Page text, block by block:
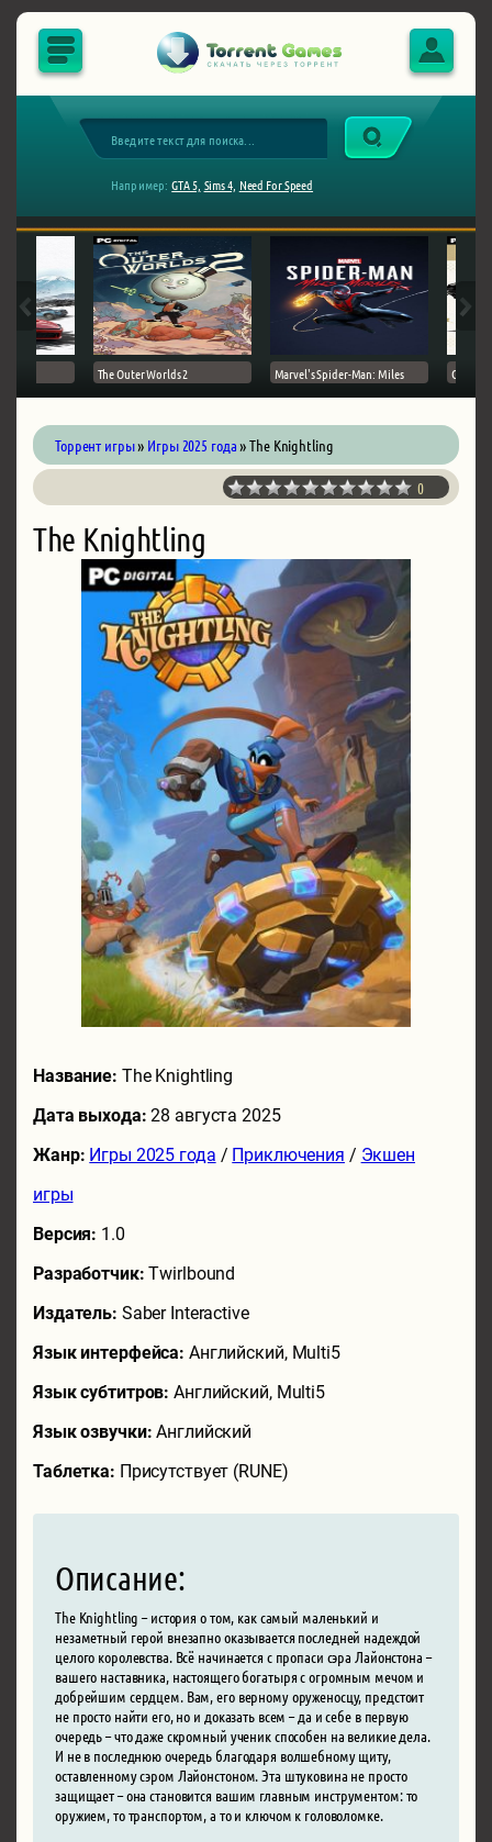
Например: GTA 5, Sims 4, Need For Speed
The Outer Worlds 2 Marvel's Spider-Man: Miles Ghost
Торрент игры» Игры 2025 года» The Knightling
0
The Knightling
Название: The Knightling
Дата выхода:28 августа 2025
Жанр: Игры 2025 года / Приключения / Экшен
игры
Версия: 1.0
Разработчик:Twirlbound
Издатель: Saber Interactive
Язык интерфейса: Английский, Multi5
Язык субтитров:Английский, Multi5
Язык озвучки:Английский
Таблетка: Присутствует (RUNE)
Описание:
The Knightling – история о том, как самый маленький и
незаметный герой внезапно оказывается последней надеждой
целого королевства. Всё начинается с пропаси сэра Лайонстона –
вашего наставника, настоящего богатыря с огромным мечом и
добрейшим сердцем. Вам, его верному оруженосцу, предстоит
не просто найти его, но и доказать всем – да и себе в первую
очередь – что даже скромный ученик способен на великие дела.
И не в последнюю очередь благодаря волшебному щиту,
оставленному сэром Лайонстоном. Эта штуковина не просто
защищает – она становится вашим главным инструментом: то
оружием, то транспортом, а то и ключом к головоломке.